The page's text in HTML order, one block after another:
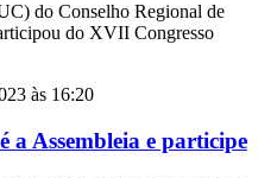
do Conselho Regional de
do XVII Congresso
às 16:20
a Assembleia e participe